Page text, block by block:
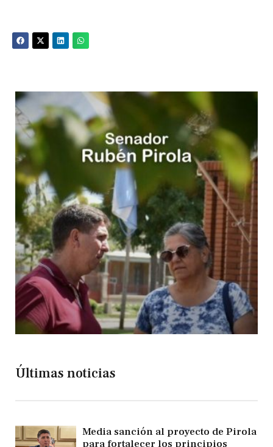
Últimas noticias
Media sanción al proyecto de Pirola
para fortalecer los principios